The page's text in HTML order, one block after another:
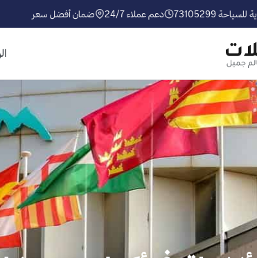
73105299 دعم عملاء 24/7 ضمان أفضل سعر